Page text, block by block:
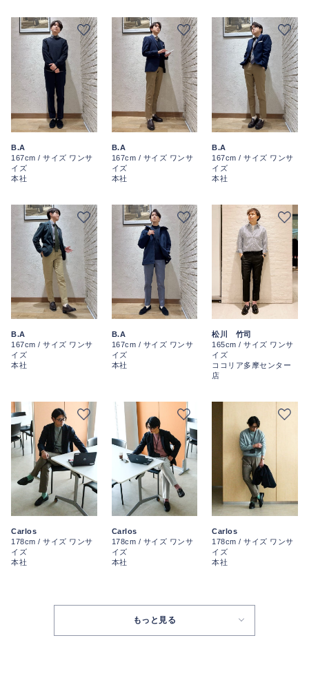
B.A
167cm / サイズ ワンサ
イズ
本社
B.A
167cm / サイズ ワンサ
イズ
本社
B.A
167cm / サイズ ワンサ
イズ
本社
B.A
167cm / サイズ ワンサ
イズ
本社
B.A
167cm / サイズ ワンサ
イズ
本社
松川 竹司
165cm / サイズ ワンサ
イズ
ココリア多摩センター
店
Carlos
178cm / サイズ ワンサ
イズ
本社
Carlos
178cm / サイズ ワンサ
イズ
本社
Carlos
178cm / サイズ ワンサ
イズ
本社
もっと見る